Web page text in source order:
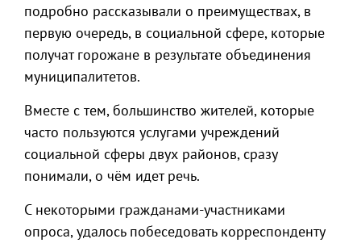
подробно рассказывали о преимуществах, в
первую очередь, в социальной сфере, которые
получат горожане в результате объединения
муниципалитетов.
Вместе с тем, большинство жителей, которые
часто пользуются услугами учреждений
социальной сферы двух районов, сразу
понимали, о чём идет речь.
С некоторыми гражданами-участниками
опроса, удалось побеседовать корреспонденту